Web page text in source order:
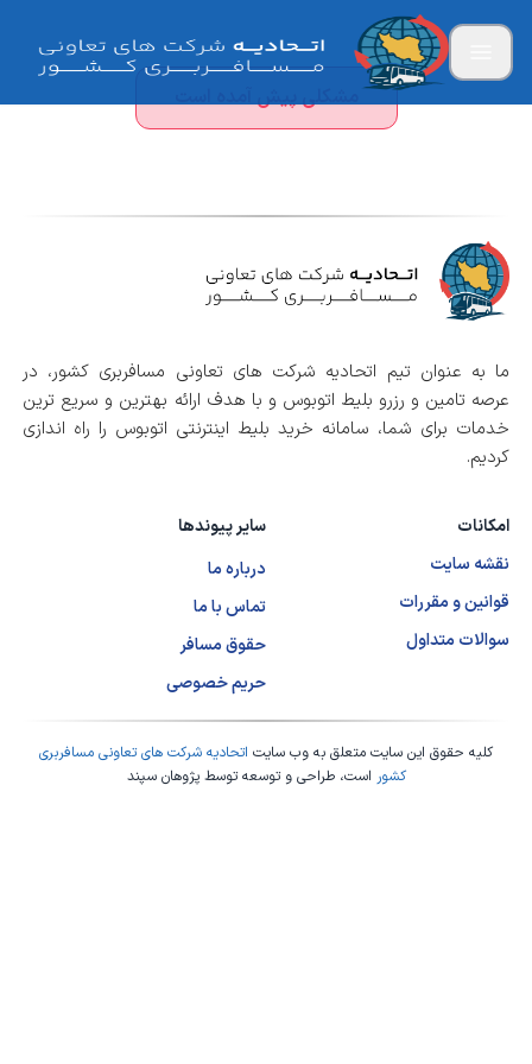
مشکلی پیش آمده است
ما به عنوان تیم اتحادیه شرکت های تعاونی مسافربری کشور، در
عرصه تامین و رزرو بلیط اتوبوس و با هدف ارائه بهترین و سریع ترین
خدمات برای شما، سامانه خرید بلیط اینترنتی اتوبوس را راه اندازی
کردیم.
امکانات
نقشه سایت
قوانین و مقررات
سوالات متداول
سایر پیوندها
درباره ما
تماس با ما
حقوق مسافر
حریم خصوصی
کلیه حقوق این سایت متعلق به وب سایت اتحادیه شرکت های تعاونی مسافربری
کشور است، طراحی و توسعه توسطپژوهان سپند